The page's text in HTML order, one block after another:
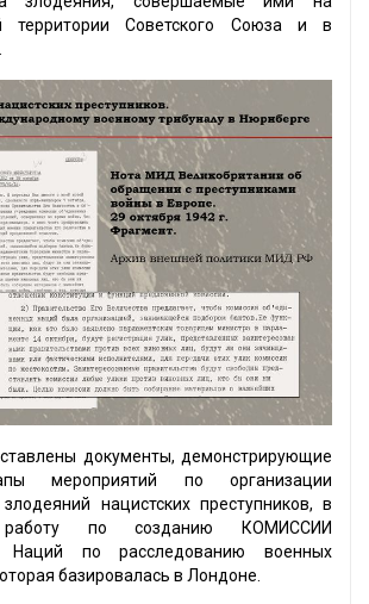
территории Советского Союза и в
документы, демонстрирующие
мероприятий по организации
нацистских преступников, в
по созданию КОМИССИИ
Наций по расследованию военных
базировалась в Лондоне.